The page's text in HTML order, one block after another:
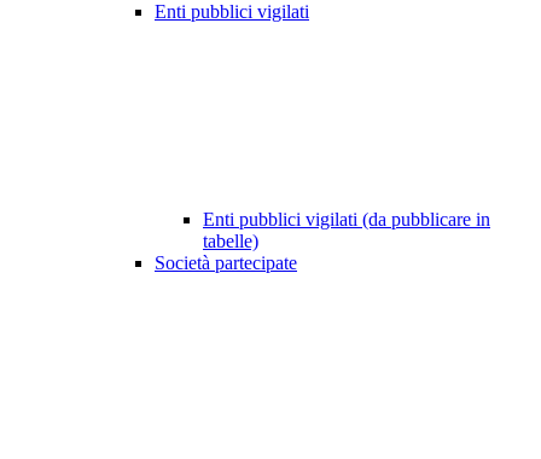
Enti pubblici vigilati
Enti pubblici vigilati (da pubblicare in
tabelle)
Società partecipate